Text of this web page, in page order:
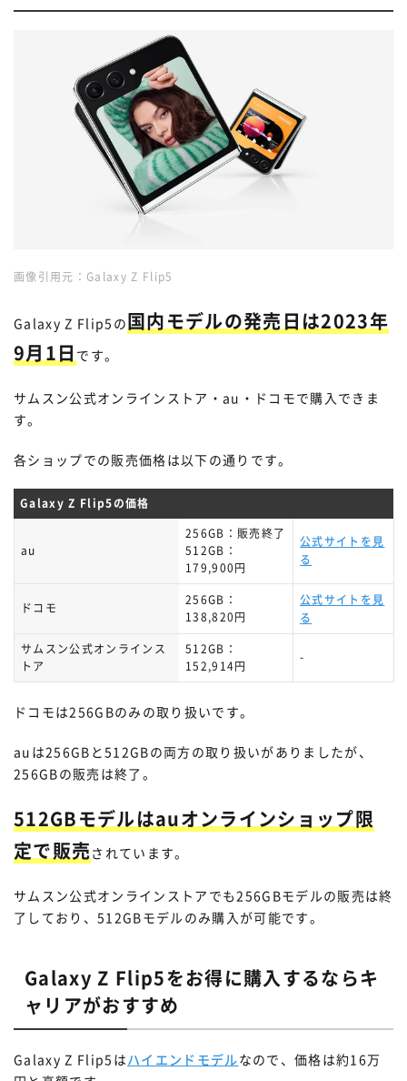
画像引用元： Galaxy Z Flip5
Galaxy Z Flip5の国内モデルの発売日は2023年
9月1日 です。
サムスン公式オンラインストア・au・ドコモで購入できま
す。
各ショップでの販売価格は以下の通りです。
Galaxy Z Flip5の価格
au
256GB：販売終了
512GB：
179,900円
公式サイトを見
る
ドコモ
256GB：
138,820円
公式サイトを見
る
サムスン公式オンラインス
トア
512GB：
152,914円
-
ドコモは256GBのみの取り扱いです。
auは256GBと512GBの両方の取り扱いがありましたが、
256GBの販売は終了。
512GBモデルはauオンラインショップ限
定で販売されています。
サムスン公式オンラインストアでも256GBモデルの販売は終
了しており、512GBモデルのみ購入が可能です。
Galaxy Z Flip5をお得に購入するならキ
ャリアがおすすめ
Galaxy Z Flip5はハイエンドモデルなので、価格は約16万